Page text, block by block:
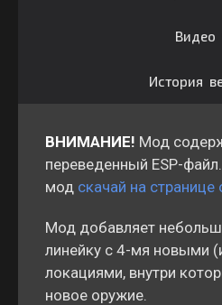
Видео
История
ВНИМАНИЕ! Мод
переведенный ESP-
мод скачай на странице
Мод добавляет
линейку с 4-мя новыми
локациями, внутри
новое оружие.